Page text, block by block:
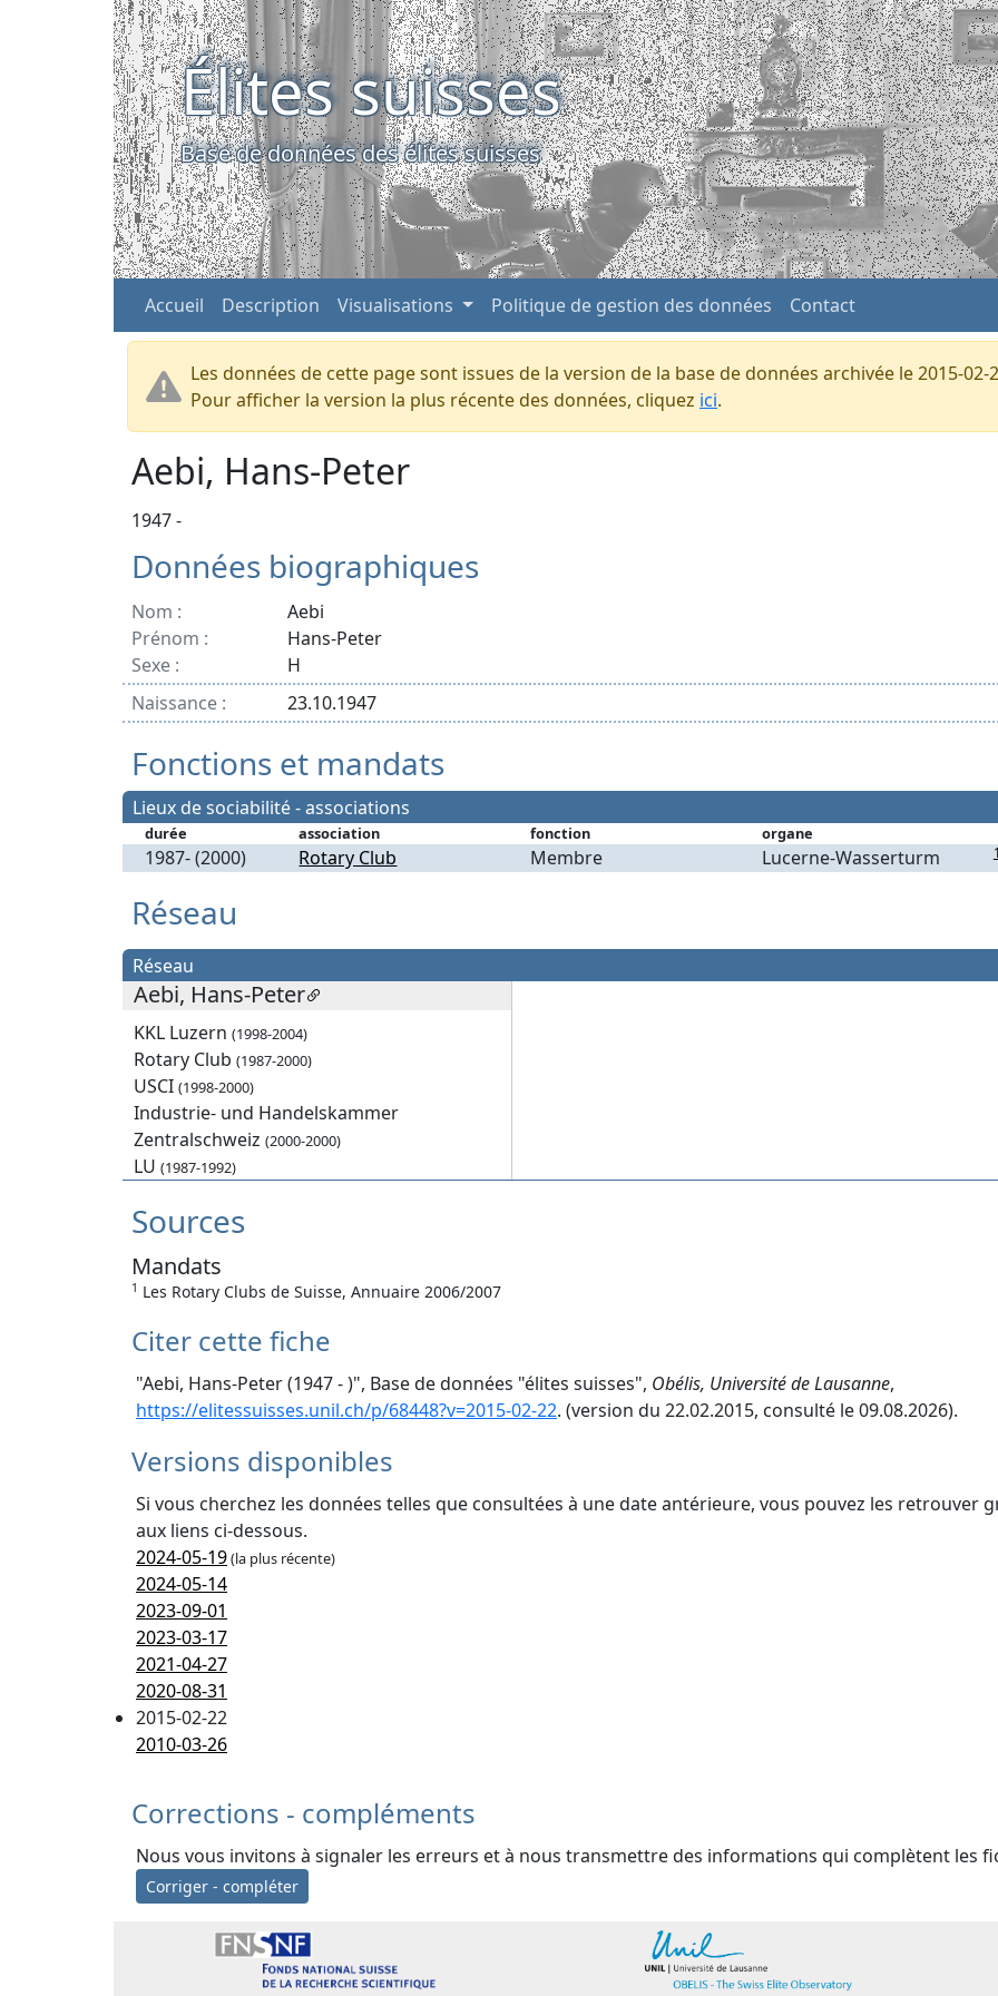
Élites suisses
Base de données des élites suisses
Accueil Description Visualisations Politique de gestion des données Contact
Les données de cette page sont issues de la version de la base de données archivée le 2015-02-
Pour afficher la version la plus récente des données, cliquez ici.
Aebi, Hans-Peter
1947 -
Données biographiques
Nom :
Aebi
Prénom :
Hans-Peter
Sexe :
H
Naissance :
23.10.1947
Fonctions et mandats
Lieux de sociabilité - associations
durée association fonction organe
1987- (2000) Rotary Club Membre Lucerne-Wasserturm
Réseau
Réseau
Aebi, Hans-Peter
KKL Luzern (1998-2004)
Rotary Club (1987-2000)
USCI (1998-2000)
Industrie- und Handelskammer
Zentralschweiz (2000-2000)
LU (1987-1992)
Sources
Mandats
1 Les Rotary Clubs de Suisse, Annuaire 2006/2007
Citer cette fiche
"Aebi, Hans-Peter (1947 - )", Base de données "élites suisses", Obélis, Université de Lausanne,
https://elitessuisses.unil.ch/p/68448?v=2015-02-22. (version du 22.02.2015, consulté le 09.08.2026).
Versions disponibles
Si vous cherchez les données telles que consultées à une date antérieure, vous pouvez les retrouver
aux liens ci-dessous.
2024-05-19(la plus récente)
2024-05-14
2023-09-01
2023-03-17
2021-04-27
2020-08-31
2015-02-22
2010-03-26
Corrections - compléments
Nous vous invitons à signaler les erreurs et à nous transmettre des informations qui complètent les
Corriger - compléter